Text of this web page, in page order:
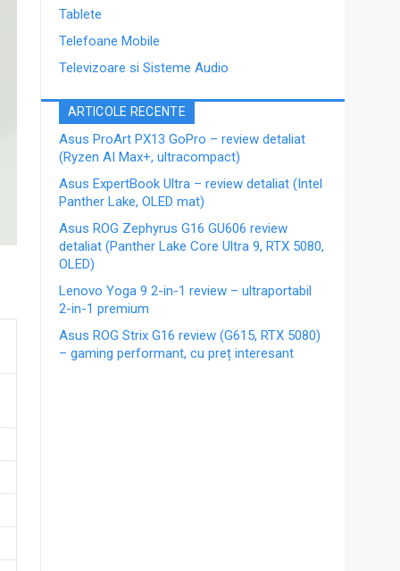
Tablete
Telefoane Mobile
Televizoare si Sisteme Audio
ARTICOLE RECENTE
Asus ProArt PX13 GoPro – review detaliat
(Ryzen AI Max+, ultracompact)
Asus ExpertBook Ultra – review detaliat (Intel
Panther Lake, OLED mat)
Asus ROG Zephyrus G16 GU606 review
detaliat (Panther Lake Core Ultra 9, RTX 5080,
OLED)
Lenovo Yoga 9 2-in-1 review – ultraportabil
2-in-1 premium
Asus ROG Strix G16 review (G615, RTX 5080)
– gaming performant, cu preț interesant